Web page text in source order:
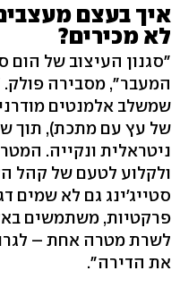
איך בעצם
לא מכירים?
"סגנון העיצוב של הום
המעבר", מסבירה פולק.
שמשלב אלמנטים
של עץ עם מתכת), תוך
ניטראלית ונקייה.
ולקלוע לטעם של קהל
סטייג'ינג גם לא שמים
פרקטיות, משתמשים
לשרת מטרה אחת –
את הדירה".